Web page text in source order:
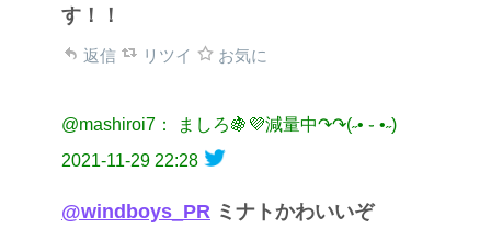
す！！
返信 リツイ お気に
@mashiroi7： ましろ🍇💜減量中↷↷(˶• ֊ •˶)
2021-11-29 22:28
@windboys_PR ミナトかわいいぞ